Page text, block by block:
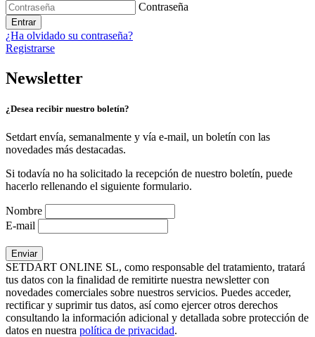
Contraseña
Entrar
¿Ha olvidado su contraseña?
Registrarse
Newsletter
¿Desea recibir nuestro boletín?
Setdart envía, semanalmente y vía e-mail, un boletín con las
novedades más destacadas.
Si todavía no ha solicitado la recepción de nuestro boletín, puede
hacerlo rellenando el siguiente formulario.
Nombre
E-mail
SETDART ONLINE SL, como responsable del tratamiento, tratará
tus datos con la finalidad de remitirte nuestra newsletter con
novedades comerciales sobre nuestros servicios. Puedes acceder,
rectificar y suprimir tus datos, así como ejercer otros derechos
consultando la información adicional y detallada sobre protección de
datos en nuestra política de privacidad.